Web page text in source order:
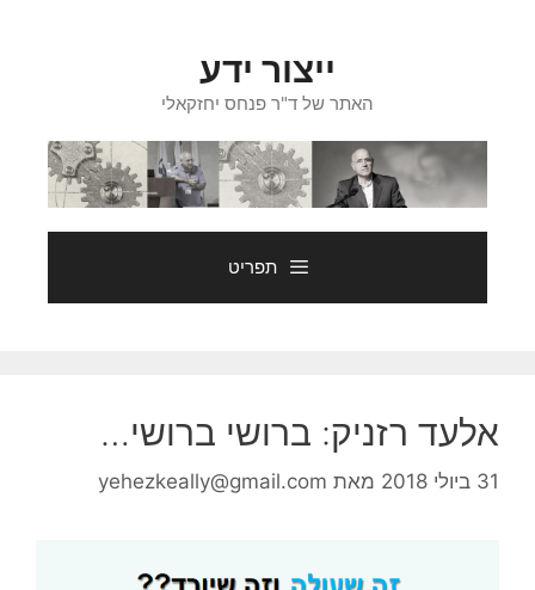
ייצור ידע
האתר של ד"ר פנחס יחזקאלי
תפריט
אלעד רזניק: ברושי ברושי…
31 ביולי 2018 מאת yehezkeally@gmail.com